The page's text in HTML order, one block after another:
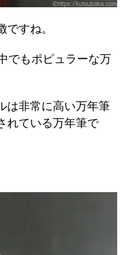
すね。
でもポピュラーな万
は非常に高い万年筆
れている万年筆で